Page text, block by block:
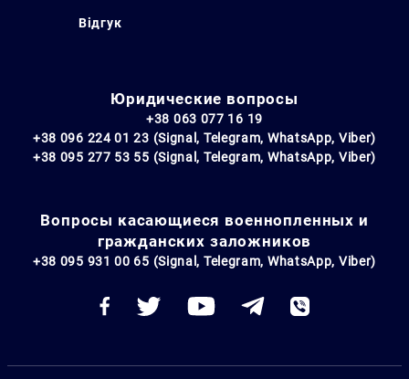
Відгук
Юридические вопросы
+38 063 077 16 19
+38 096 224 01 23 (Signal, Telegram, WhatsApp, Viber)
+38 095 277 53 55 (Signal, Telegram, WhatsApp, Viber)
Вопросы касающиеся военнопленных и
гражданских заложников
+38 095 931 00 65 (Signal, Telegram, WhatsApp, Viber)